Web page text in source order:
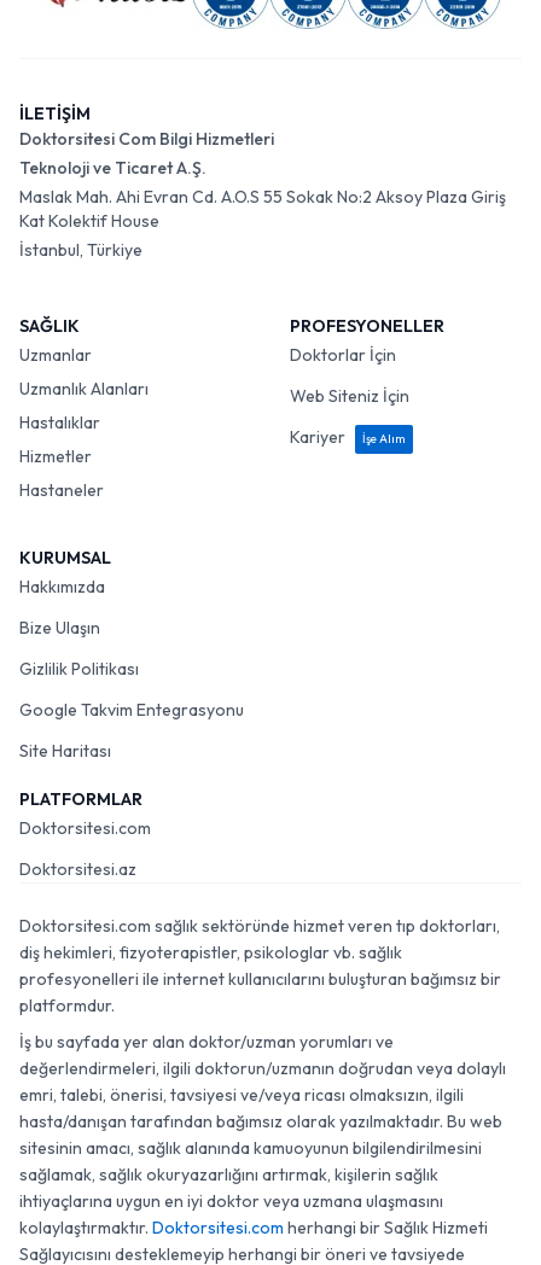
İLETİŞİM
Doktorsitesi Com Bilgi Hizmetleri
Teknoloji ve Ticaret A.Ş.
Maslak Mah. Ahi Evran Cd. A.O.S 55 Sokak No:2 Aksoy Plaza Giriş
Kat Kolektif House
İstanbul, Türkiye
SAĞLIK
Uzmanlar
Uzmanlık Alanları
Hastalıklar
Hizmetler
Hastaneler
PROFESYONELLER
Doktorlar İçin
Web Siteniz İçin
Kariyer
İşe Alım
KURUMSAL
Hakkımızda
Bize Ulaşın
Gizlilik Politikası
Google Takvim Entegrasyonu
Site Haritası
PLATFORMLAR
Doktorsitesi.com
Doktorsitesi.az
Doktorsitesi.com sağlık sektöründe hizmet veren tıp doktorları,
diş hekimleri, fizyoterapistler, psikologlar vb. sağlık
profesyonelleri ile internet kullanıcılarını buluşturan bağımsız bir
platformdur.
İş bu sayfada yer alan doktor/uzman yorumları ve
değerlendirmeleri, ilgili doktorun/uzmanın doğrudan veya dolaylı
emri, talebi, önerisi, tavsiyesi ve/veya ricası olmaksızın, ilgili
hasta/danışan tarafından bağımsız olarak yazılmaktadır. Bu web
sitesinin amacı, sağlık alanında kamuoyunun bilgilendirilmesini
sağlamak, sağlık okuryazarlığını artırmak, kişilerin sağlık
ihtiyaçlarına uygun en iyi doktor veya uzmana ulaşmasını
kolaylaştırmaktır. Doktorsitesi.com herhangi bir Sağlık Hizmeti
Sağlayıcısını desteklemeyip herhangi bir öneri ve tavsiyede